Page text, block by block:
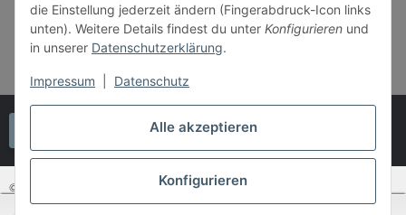
Alle akzeptieren
Konfigurieren
die Einstellung jederzeit ändern (Fingerabdruck-Icon links
unten). Weitere Details findest du unter Konfigurieren und
in unserer Datenschutzerklärung.
Impressum Datenschutz
© Bender & Lipkowski GbR - Brettspiel-Paradies
SEHR GUT (4.87 / 5)